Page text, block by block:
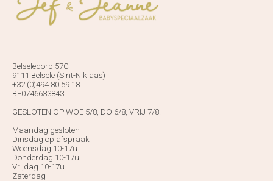
Belseledorp 57C
9111 Belsele (Sint-Niklaas)
+32 (0)494 80 59 18
BE0746633843
GESLOTEN OP WOE 5/8, DO 6/8, VRIJ 7/8!
Maandag gesloten
Dinsdag op afspraak
Woensdag 10-17u
Donderdag 10-17u
Vrijdag 10-17u
Zaterdag